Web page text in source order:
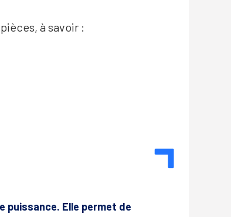
à savoir :
puissance. Elle permet de